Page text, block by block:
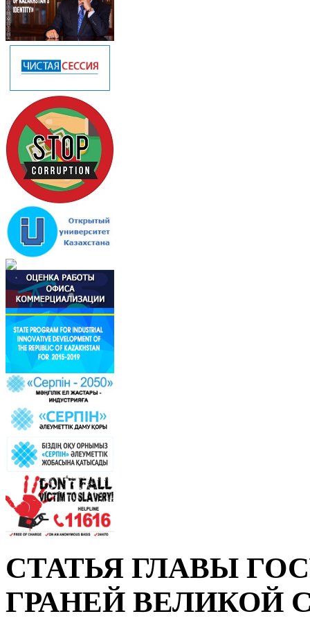
СТАТЬЯ ГЛАВЫ
ГРАНЕЙ ВЕЛИКОЙ